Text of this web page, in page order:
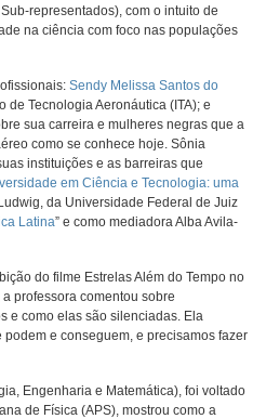
representados), com o intuito de
na ciência com foco nas populações
Sendy Melissa Santos do
de Tecnologia Aeronáutica (ITA); e
sua carreira e mulheres negras que a
como se conhece hoje. Sônia
instituições e as barreiras que
em Ciência e Tecnologia: uma
da Universidade Federal de Juiz
Latina” e como mediadora Alba Avila-
do filme Estrelas Além do Tempo no
professora comentou sobre
e como elas são silenciadas. Ela
e conseguem, e precisamos fazer
Engenharia e Matemática), foi voltado
de Física (APS), mostrou como a